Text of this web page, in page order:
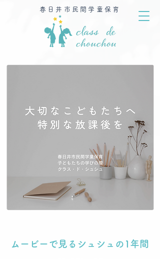
春日井市民間学童保育
ムービーで見るシュシュの1年間